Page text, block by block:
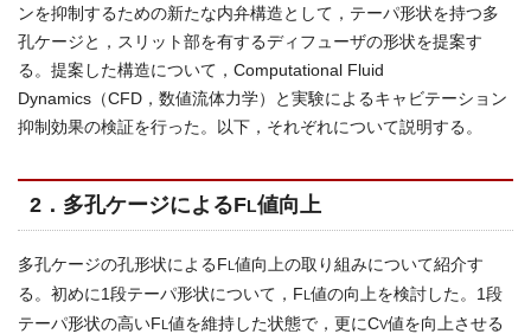
ンを抑制するための新たな内弁構造として，テーパ形状を持つ多
孔ケージと，スリット部を有するディフューザの形状を提案す
る。提案した構造について，Computational Fluid
Dynamics（CFD，数値流体力学）と実験によるキャビテーション
抑制効果の検証を行った。以下，それぞれについて説明する。
2．多孔ケージによるFL値向上
多孔ケージの孔形状によるFL 値向上の取り組みについて紹介す
る。初めに1段テーパ形状について，FL 値の向上を検討した。1段
テーパ形状の高いFL 値を維持した状態で，更にCV値を向上させる